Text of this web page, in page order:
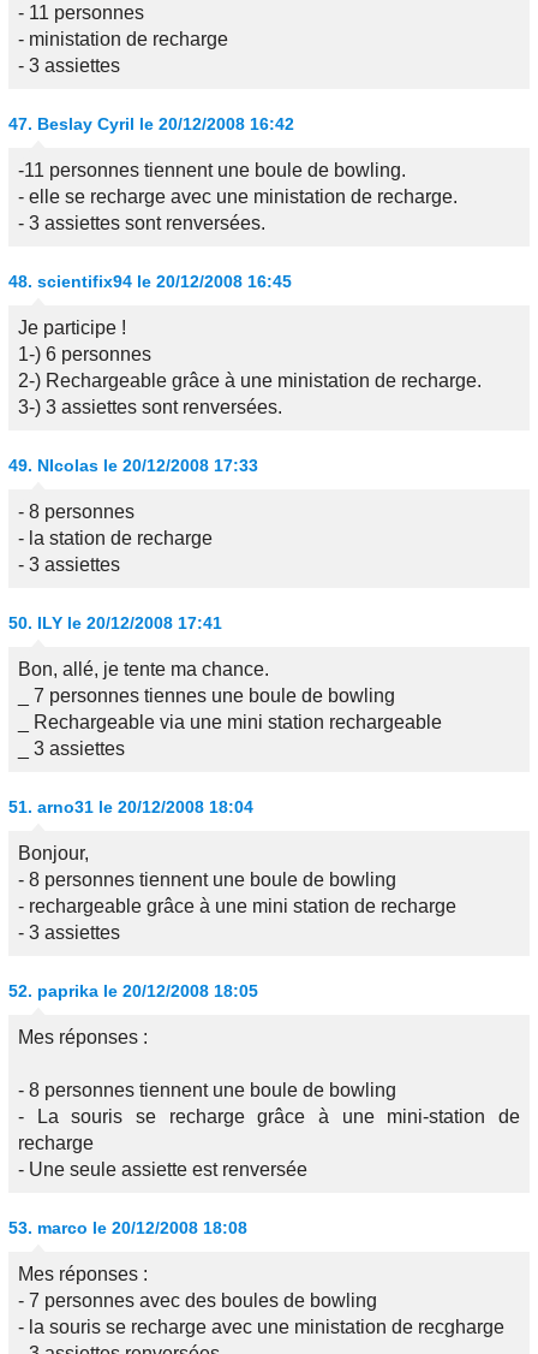
- 11 personnes
- ministation de recharge
- 3 assiettes
47. Beslay Cyril le 20/12/2008 16:42
-11 personnes tiennent une boule de bowling.
- elle se recharge avec une ministation de recharge.
- 3 assiettes sont renversées.
48. scientifix94 le 20/12/2008 16:45
Je participe !
1-) 6 personnes
2-) Rechargeable grâce à une ministation de recharge.
3-) 3 assiettes sont renversées.
49. NIcolas le 20/12/2008 17:33
- 8 personnes
- la station de recharge
- 3 assiettes
50. ILY le 20/12/2008 17:41
Bon, allé, je tente ma chance.
_ 7 personnes tiennes une boule de bowling
_ Rechargeable via une mini station rechargeable
_ 3 assiettes
51. arno31 le 20/12/2008 18:04
Bonjour,
- 8 personnes tiennent une boule de bowling
- rechargeable grâce à une mini station de recharge
- 3 assiettes
52. paprika le 20/12/2008 18:05
Mes réponses :
- 8 personnes tiennent une boule de bowling
- La souris se recharge grâce à une mini-station de
recharge
- Une seule assiette est renversée
53. marco le 20/12/2008 18:08
Mes réponses :
- 7 personnes avec des boules de bowling
- la souris se recharge avec une ministation de recgharge